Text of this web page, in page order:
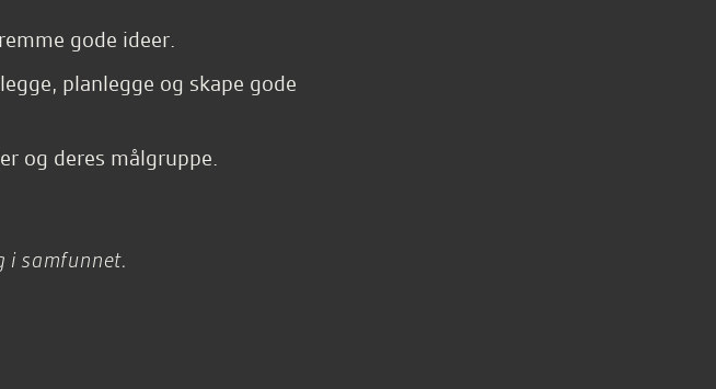
gode ideer.
planlegge og skape gode
og deres målgruppe.
i samfunnet.